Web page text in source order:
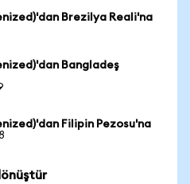
Brezilya Reali'na
Bangladeş
Filipin Pezosu'na